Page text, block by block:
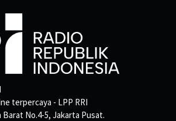
terpercaya - LPP RRI
Barat No.4-5, Jakarta Pusat.